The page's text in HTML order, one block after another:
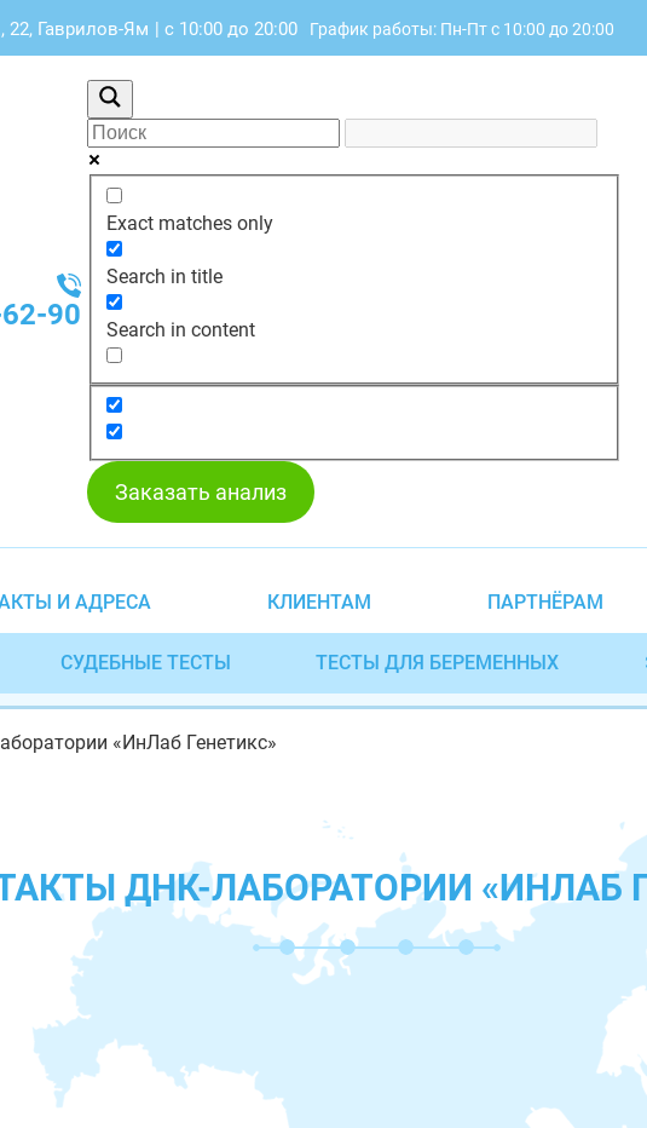
22, Гаврилов-Ям | с 10:00 до 20:00 График работы: Пн-Пт с 10:00 до 20:00
90
Exact matches only
Search in title
Search in content
Заказать анализ
И АДРЕСА КЛИЕНТАМ ПАРТНЁРАМ
СУДЕБНЫЕ ТЕСТЫ ТЕСТЫ ДЛЯ БЕРЕМЕННЫХ
«ИнЛаб Генетикс»
ДНК-ЛАБОРАТОРИИ «ИНЛАБ